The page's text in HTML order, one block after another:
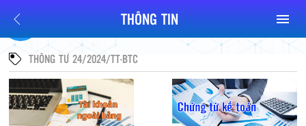
THÔNG TIN
THÔNG TƯ 24/2024/TT-BTC